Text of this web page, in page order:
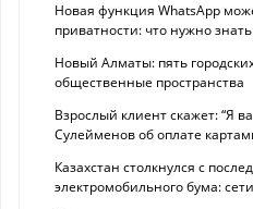
Новая функция WhatsApp
приватности: что нужно
Новый Алматы: пять
общественные пространства
Взрослый клиент скажет: “Я
Сулейменов об оплате
Казахстан столкнулся с
электромобильного бума: